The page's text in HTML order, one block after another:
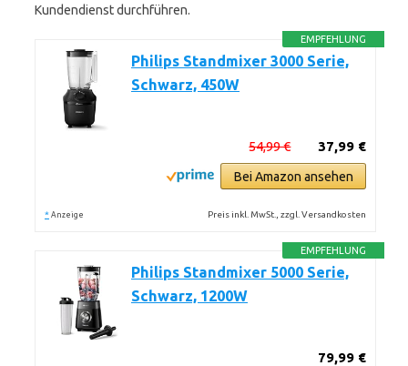
Kundendienst durchführen.
EMPFEHLUNG
Philips Standmixer 3000 Serie,
Schwarz, 450W
37,99 €
54,99 €
Bei Amazon ansehen
* Anzeige Preis inkl. MwSt., zzgl. Versandkosten
EMPFEHLUNG
Philips Standmixer 5000 Serie,
Schwarz, 1200W
79,99 €